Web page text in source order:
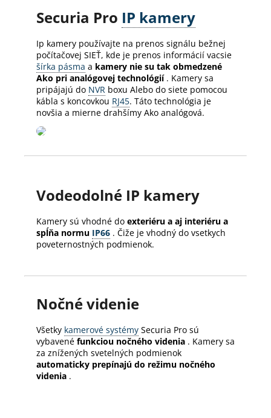
Securia Pro IP kamery
Ip kamery používajte na prenos signálu bežnej
počítačovej SIEŤ, kde je prenos informácií vacsie
šírka pásma a kamery nie su tak obmedzené
Ako pri analógovej technológií. Kamery sa
pripájajú do NVR boxu Alebo do siete pomocou
kábla s koncovkou RJ45. Táto technológia je
novšia a mierne drahšímy Ako analógová.
Vodeodolné IP kamery
Kamery sú vhodné do exteriéru a aj interiéru a
spĺňa normu IP66 . Čiže je vhodný do vsetkych
poveternostných podmienok.
Nočné videnie
Všetky kamerové systémy Securia Pro sú
vybavené funkciou nočného videnia . Kamery sa
za znížených svetelných podmienok
automaticky prepínajú do režimu nočného
videnia .